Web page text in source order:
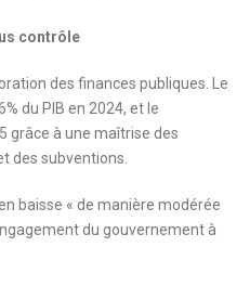
contrôle
des finances publiques. Le
du PIB en 2024, et le
grâce à une maîtrise des
des subventions.
baisse « de manière modérée
du gouvernement à